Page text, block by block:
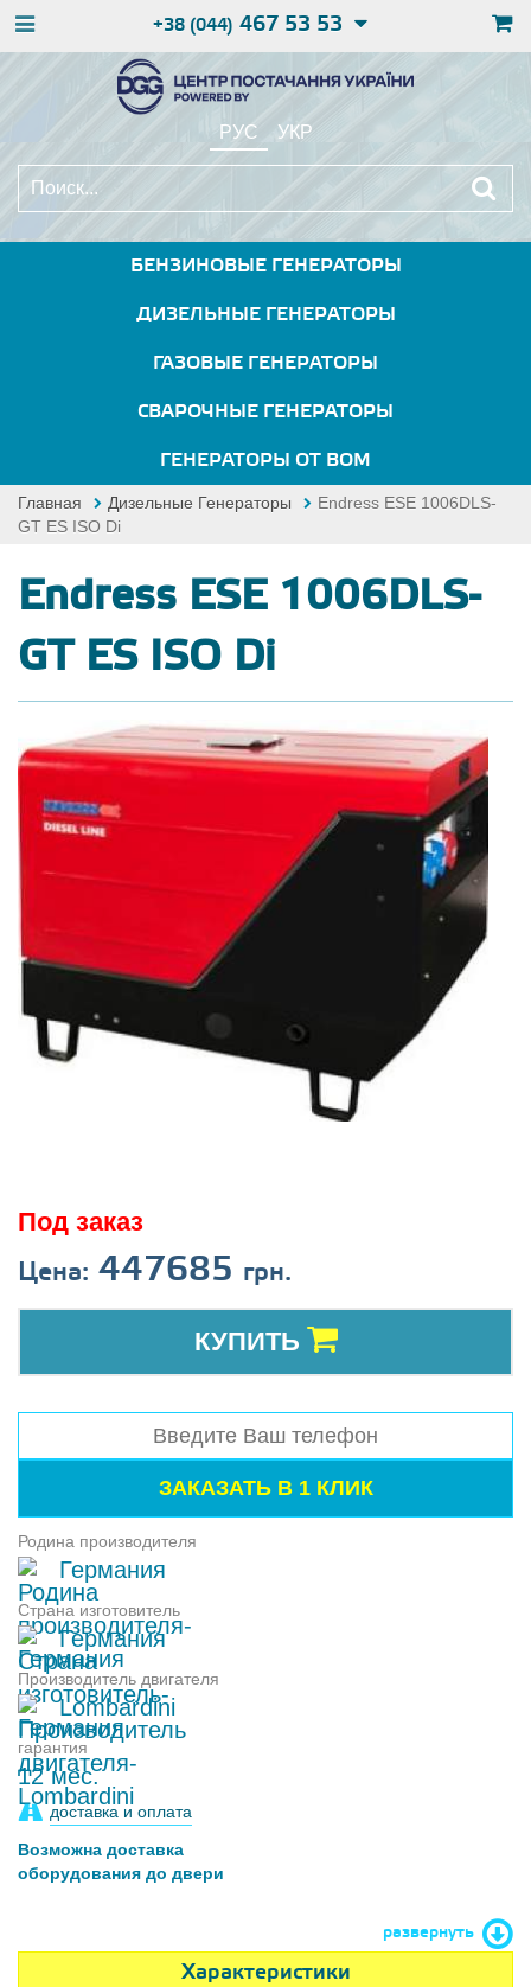
+38 (044) 467 53 53
РУС УКР
БЕНЗИНОВЫЕ ГЕНЕРАТОРЫ
ДИЗЕЛЬНЫЕ ГЕНЕРАТОРЫ
ГАЗОВЫЕ ГЕНЕРАТОРЫ
СВАРОЧНЫЕ ГЕНЕРАТОРЫ
ГЕНЕРАТОРЫ ОТ ВОМ
Главная Дизельные Генераторы
Endress ESE 1006DLS-
GT ES ISO Di
Endress ESE 1006DLS-
GT ES ISO Di
Под заказ
Цена: 447685 грн.
КУПИТЬ
Родина производителя
Германия
Страна изготовитель
Германия
Производитель двигателя
Lombardini
гарантия
12 мес.
доставка и оплата
Возможна доставка
оборудования до двери
развернуть
Характеристики